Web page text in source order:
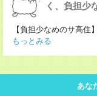
く、負担少
【負担少なめのサ高住
もっとみる
あな